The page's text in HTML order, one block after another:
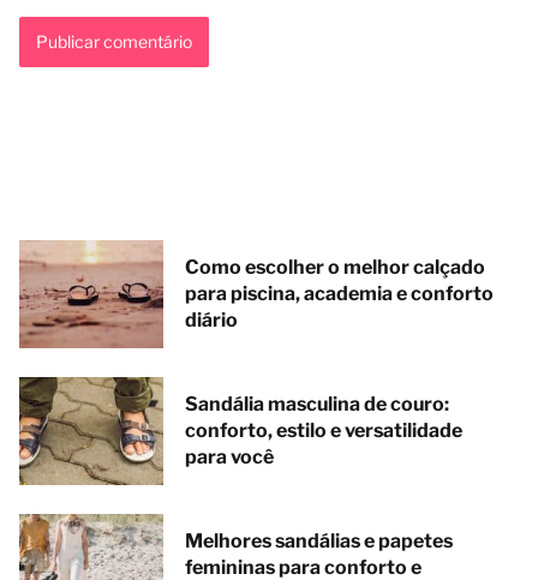
Como escolher o melhor calçado
para piscina, academia e conforto
diário
Sandália masculina de couro:
conforto, estilo e versatilidade
para você
Melhores sandálias e papetes
femininas para conforto e